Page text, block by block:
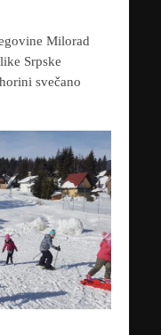
Milorad
Srpske
svečano